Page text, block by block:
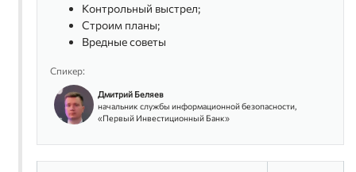
Контрольный выстрел;
Строим планы;
Вредные советы
Спикер:
Дмитрий Беляев
начальник службы информационной безопасности,
«Первый Инвестиционный Банк»